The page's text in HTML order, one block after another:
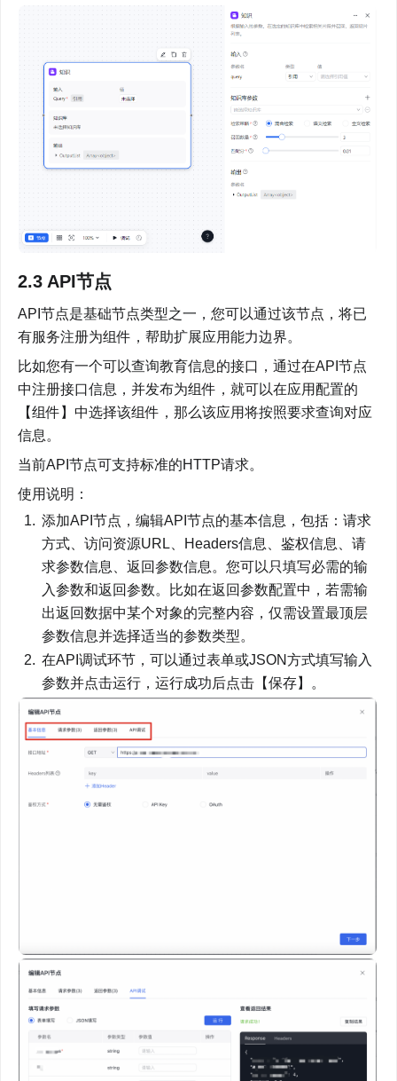
2.3 API节点
API节点是基础节点类型之一，您可以通过该节点，将已
有服务注册为组件，帮助扩展应用能力边界。
比如您有一个可以查询教育信息的接口，通过在API节点
中注册接口信息，并发布为组件，就可以在应用配置的
【组件】中选择该组件，那么该应用将按照要求查询对应
信息。
当前API节点可支持标准的HTTP请求。
使用说明：
添加API节点，编辑API节点的基本信息，包括：请求
方式、访问资源URL、Headers信息、鉴权信息、请
求参数信息、返回参数信息。您可以只填写必需的输
入参数和返回参数。比如在返回参数配置中，若需输
出返回数据中某个对象的完整内容，仅需设置最顶层
参数信息并选择适当的参数类型。
在API调试环节，可以通过表单或JSON方式填写输入
参数并点击运行，运行成功后点击【保存】。